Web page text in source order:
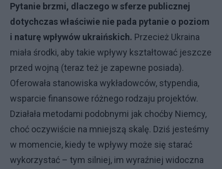
Pytanie brzmi, dlaczego w sferze publicznej
dotychczas właściwie nie pada pytanie o poziom
i naturę wpływów ukraińskich. Przecież Ukraina
miała środki, aby takie wpływy kształtować jeszcze
przed wojną (teraz też je zapewne posiada).
Oferowała stanowiska wykładowców, stypendia,
wsparcie finansowe różnego rodzaju projektów.
Działała metodami podobnymi jak choćby Niemcy,
choć oczywiście na mniejszą skalę. Dziś jesteśmy
w momencie, kiedy te wpływy może się starać
wykorzystać – tym silniej, im wyraźniej widoczna